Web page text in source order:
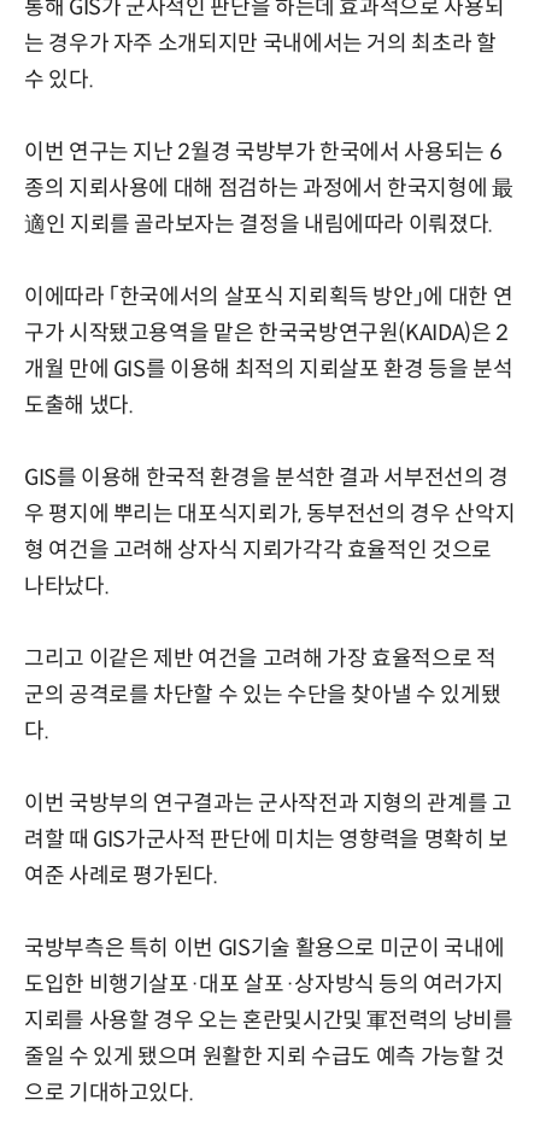
통해 GIS가 군사적인 판단을 하는데 효과적으로 사용되
는 경우가 자주 소개되지만 국내에서는 거의 최초라 할
수 있다.
이번 연구는 지난 2월경 국방부가 한국에서 사용되는 6
종의 지뢰사용에 대해 점검하는 과정에서 한국지형에 最
適인 지뢰를 골라보자는 결정을 내림에따라 이뤄졌다.
이에따라 「한국에서의 살포식 지뢰획득 방안」에 대한 연
구가 시작됐고용역을 맡은 한국국방연구원(KAIDA)은 2
개월 만에 GIS를 이용해 최적의 지뢰살포 환경 등을 분석
도출해 냈다.
GIS를 이용해 한국적 환경을 분석한 결과 서부전선의 경
우 평지에 뿌리는 대포식지뢰가, 동부전선의 경우 산악지
형 여건을 고려해 상자식 지뢰가각각 효율적인 것으로
나타났다.
그리고 이같은 제반 여건을 고려해 가장 효율적으로 적
군의 공격로를 차단할 수 있는 수단을 찾아낼 수 있게됐
다.
이번 국방부의 연구결과는 군사작전과 지형의 관계를 고
려할 때 GIS가군사적 판단에 미치는 영향력을 명확히 보
여준 사례로 평가된다.
국방부측은 특히 이번 GIS기술 활용으로 미군이 국내에
도입한 비행기살포·대포 살포·상자방식 등의 여러가지
지뢰를 사용할 경우 오는 혼란및시간및 軍전력의 낭비를
줄일 수 있게 됐으며 원활한 지뢰 수급도 예측 가능할 것
으로 기대하고있다.